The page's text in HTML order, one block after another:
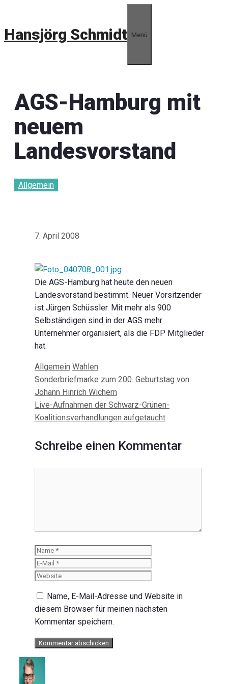
springen
Hansjörg Schmidt Menü
AGS-Hamburg mit
neuem
Landesvorstand
Allgemein
7. April 2008
Die AGS-Hamburg hat heute den neuen
Landesvorstand bestimmt. Neuer Vorsitzender
ist Jürgen Schüssler. Mit mehr als 900
Selbständigen sind in der AGS mehr
Unternehmer organisiert, als die FDP Mitglieder
hat.
Kategorien
Allgemein Schlagwörter
Wahlen
Beitrags-
Navigation
Sonderbriefmarke zum 200. Geburtstag von
Johann Hinrich Wichern
Live-Aufnahmen der Schwarz-Grünen-
Koalitionsverhandlungen aufgetaucht
Schreibe einen Kommentar
Name
Name, E-Mail-Adresse und Website in
diesem Browser für meinen nächsten
Kommentar speichern.